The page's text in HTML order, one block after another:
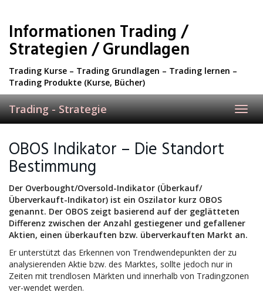
main
content
Informationen Trading /
Strategien / Grundlagen
Trading Kurse – Trading Grundlagen – Trading lernen –
Trading Produkte (Kurse, Bücher)
Trading - Strategie
OBOS Indikator – Die Standort
Bestimmung
Der Overbought/Oversold-Indikator (Überkauf/
Überverkauft-Indikator) ist ein Oszilator kurz OBOS
genannt. Der OBOS zeigt basierend auf der geglätteten
Differenz zwischen der Anzahl gestiegener und gefallener
Aktien, einen überkauften bzw. überverkauften Markt an.
Er unterstützt das Erkennen von Trendwendepunkten der zu
analysierenden Aktie bzw. des Marktes, sollte jedoch nur in
Zeiten mit trendlosen Märkten und innerhalb von Tradingzonen
ver-wendet werden.